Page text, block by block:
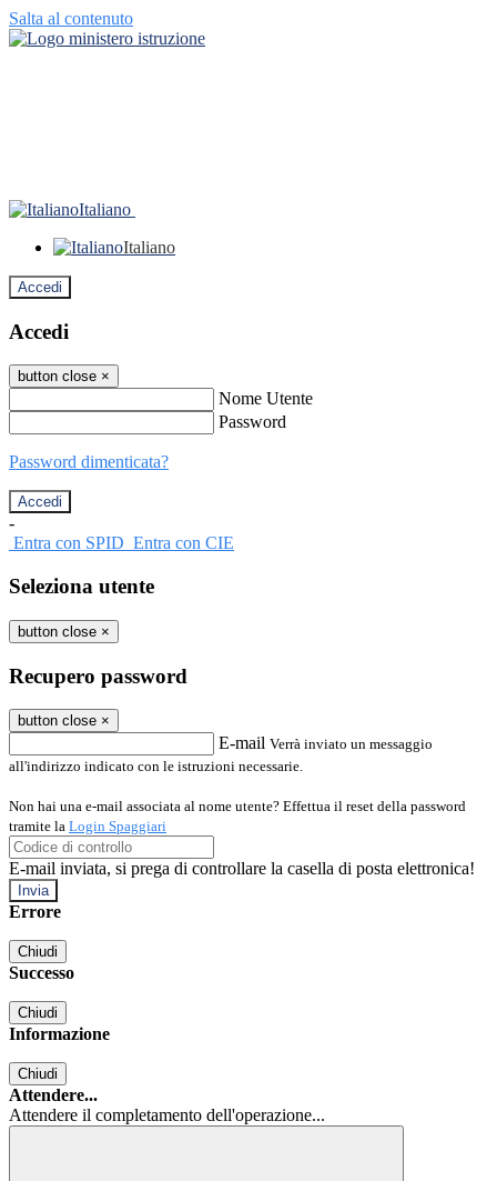
Salta al contenuto
Italiano
Italiano
Accedi
Accedi
button close ×
Nome Utente
Password
Password dimenticata?
-
Entra con SPID Entra con CIE
Seleziona utente
button close ×
Recupero password
button close ×
E-mail Verrà inviato un messaggio
all'indirizzo indicato con le istruzioni necessarie.
Non hai una e-mail associata al nome utente? Effettua il reset della password
tramite la Login Spaggiari
E-mail inviata, si prega di controllare la casella di posta elettronica!
Errore
Chiudi
Successo
Chiudi
Informazione
Chiudi
Attendere...
Attendere il completamento dell'operazione...